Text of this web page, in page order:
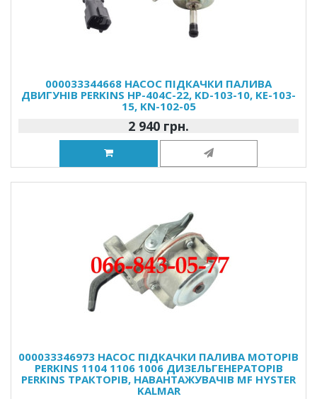
000033344668 НАСОС ПІДКАЧКИ ПАЛИВА
ДВИГУНІВ PERKINS HP-404C-22, KD-103-10, KE-103-
15, KN-102-05
2 940 грн.
000033346973 НАСОС ПІДКАЧКИ ПАЛИВА МОТОРІВ
PERKINS 1104 1106 1006 ДИЗЕЛЬГЕНЕРАТОРІВ
PERKINS ТРАКТОРІВ, НАВАНТАЖУВАЧІВ MF HYSTER
KALMAR